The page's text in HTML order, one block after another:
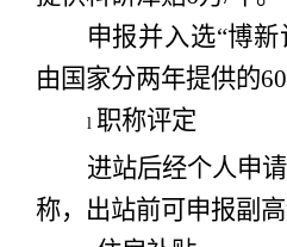
申报并入选“博
由国家分两年提供的60
l 职称评定
进站后经个人申
称，出站前可申报副高